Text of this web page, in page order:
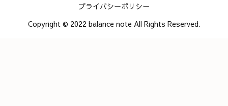
プライバシーポリシー
Copyright © 2022 balance note All Rights Reserved.